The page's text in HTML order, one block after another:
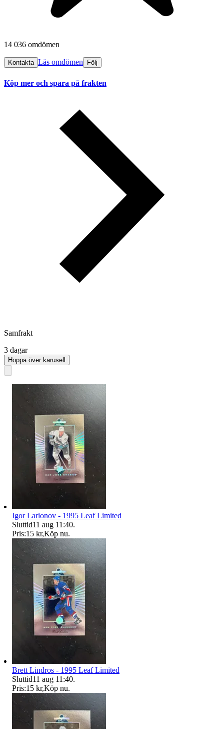
14 036 omdömen
Kontakta Läs omdömen Följ
Köp mer och spara på frakten
Samfrakt
3 dagar
Hoppa över karusell
Igor Larionov - 1995 Leaf Limited
Sluttid11 aug 11:40.
Pris:15 kr,Köp nu.
Brett Lindros - 1995 Leaf Limited
Sluttid11 aug 11:40.
Pris:15 kr,Köp nu.